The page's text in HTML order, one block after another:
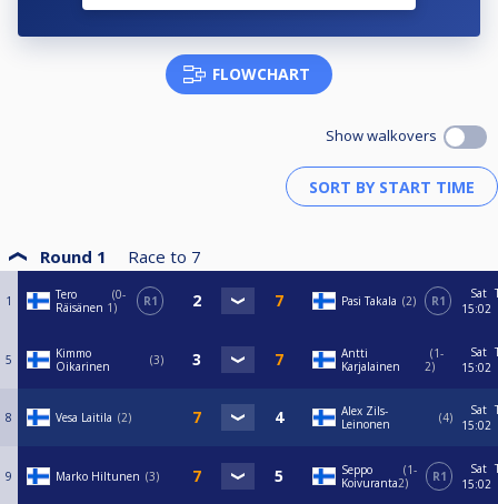
FLOWCHART
Show walkovers
Round 1 Race to 7
1
Tero
Räisänen
0-
1
R1 Pasi Takala 2 R1
Sat
15:02
5
Kimmo
Oikarinen
3
Antti
Karjalainen
1-
2
Sat
15:02
8 Vesa Laitila 2
Alex Zils-
Leinonen
4
Sat
15:02
9 Marko Hiltunen 3
Seppo
Koivuranta
1-
2
R1
Sat
15:02